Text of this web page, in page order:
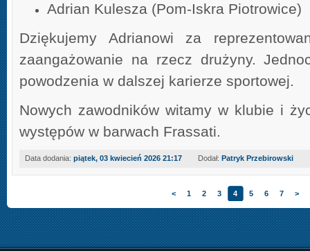
Adrian Kulesza (Pom-Iskra Piotrowice)
Dziękujemy Adrianowi za
zaangażowanie na rzecz drużyny.
powodzenia w dalszej karierze sportowej.
Nowych zawodników witamy w klubie i
występów w barwach Frassati.
Data dodania: piątek, 03 kwiecień 2026 21:17 Dodał: Patryk Przebirowski
< 1 2 3 4 5 6 7 >